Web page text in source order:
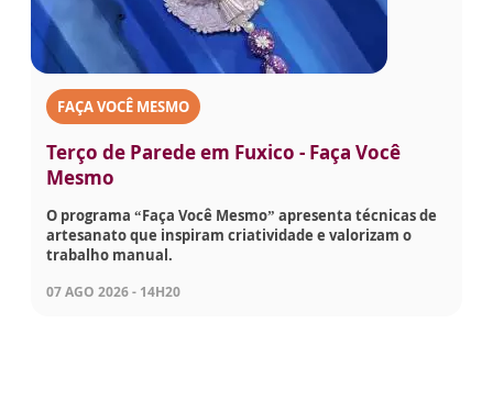
FAÇA VOCÊ MESMO
Terço de Parede em Fuxico - Faça Você
Mesmo
O programa “Faça Você Mesmo” apresenta técnicas de
artesanato que inspiram criatividade e valorizam o
trabalho manual.
07 AGO 2026 - 14H20